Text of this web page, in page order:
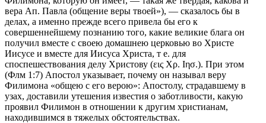
вера Ап. Павла (общение веры твоей»), — сказалось бы в
делах, а именно прежде всего привела бы его к
совершеннейшему познанию того, какие великие блага он
получил вместе с своею домашнею церковью во Христе
Иисусе и вместе для Иисуса Христа, т е. для
споспешествования делу Христову (εις Χρ. Ιησ.). При этом
(Флм 1:7) Апостол указывает, почему он называл веру
Филимона «общею с его верою»: Апостолу, страдавшему в
узах, доставили утешения известия о заботливости, какую
проявил Филимон в отношении к другим христианам,
находившимся в тяжелых обстоятельствах.